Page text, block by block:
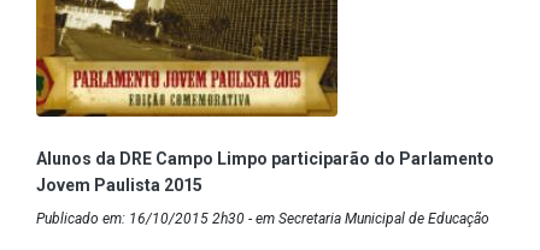
Alunos da DRE Campo Limpo participarão do Parlamento
Jovem Paulista 2015
Publicado em: 16/10/2015 2h30 - em Secretaria Municipal de Educação